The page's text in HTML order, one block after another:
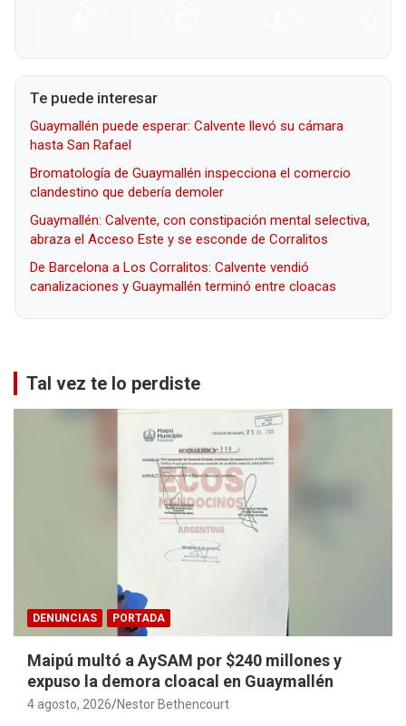
Te puede interesar
Guaymallén puede esperar: Calvente llevó su cámara
hasta San Rafael
Bromatología de Guaymallén inspecciona el comercio
clandestino que debería demoler
Guaymallén: Calvente, con constipación mental selectiva,
abraza el Acceso Este y se esconde de Corralitos
De Barcelona a Los Corralitos: Calvente vendió
canalizaciones y Guaymallén terminó entre cloacas
Tal vez te lo perdiste
DENUNCIAS PORTADA
Maipú multó a AySAM por $240 millones y
expuso la demora cloacal en Guaymallén
4 agosto, 2026 Nestor Bethencourt